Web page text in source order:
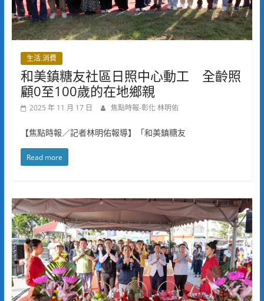
生活.消費
和美鎮糖友社區日照中心動工 全齡照
顧0至100歲的在地鄉親
2025 年 11 月 17 日 焦點時報-彰化 林明佑
【焦點時報／記者林明佑報導】「和美鎮糖友
Read more